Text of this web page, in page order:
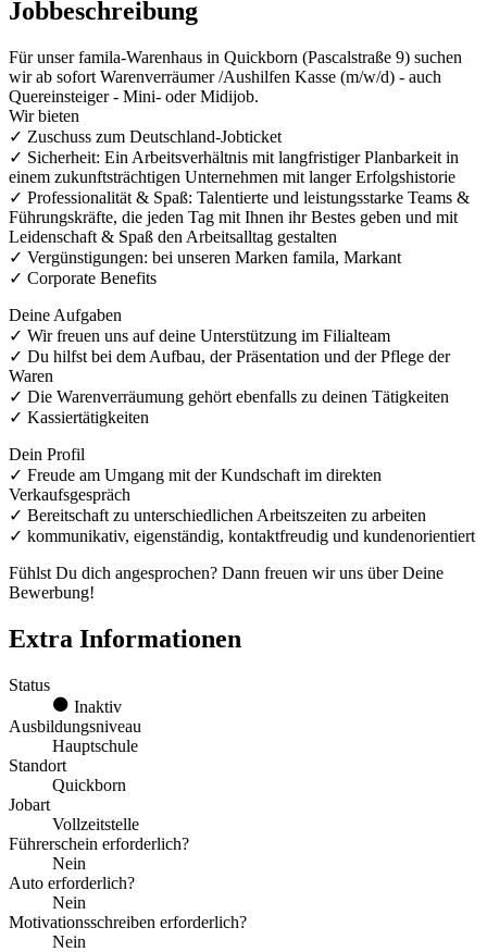
Jobbeschreibung
Für unser famila-Warenhaus in Quickborn (Pascalstraße 9) suchen
wir ab sofort Warenverräumer /Aushilfen Kasse (m/w/d) - auch
Quereinsteiger - Mini- oder Midijob.
Wir bieten
✓ Zuschuss zum Deutschland-Jobticket
✓ Sicherheit: Ein Arbeitsverhältnis mit langfristiger Planbarkeit in
einem zukunftsträchtigen Unternehmen mit langer Erfolgshistorie
✓ Professionalität & Spaß: Talentierte und leistungsstarke Teams &
Führungskräfte, die jeden Tag mit Ihnen ihr Bestes geben und mit
Leidenschaft & Spaß den Arbeitsalltag gestalten
✓ Vergünstigungen: bei unseren Marken famila, Markant
✓ Corporate Benefits
Deine Aufgaben
✓ Wir freuen uns auf deine Unterstützung im Filialteam
✓ Du hilfst bei dem Aufbau, der Präsentation und der Pflege der
Waren
✓ Die Warenverräumung gehört ebenfalls zu deinen Tätigkeiten
✓ Kassiertätigkeiten
Dein Profil
✓ Freude am Umgang mit der Kundschaft im direkten
Verkaufsgespräch
✓ Bereitschaft zu unterschiedlichen Arbeitszeiten zu arbeiten
✓ kommunikativ, eigenständig, kontaktfreudig und kundenorientiert
Fühlst Du dich angesprochen? Dann freuen wir uns über Deine
Bewerbung!
Extra Informationen
Status
Inaktiv
Ausbildungsniveau
Hauptschule
Standort
Quickborn
Jobart
Vollzeitstelle
Führerschein erforderlich?
Nein
Auto erforderlich?
Nein
Motivationsschreiben erforderlich?
Nein